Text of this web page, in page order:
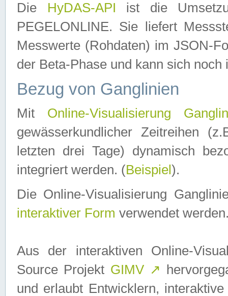
Die HyDAS-API ist die
PEGELONLINE. Sie liefert
Messwerte (Rohdaten) im JSON-
der Beta-Phase und kann sich noch
Bezug von Ganglinien
Mit Online-Visualisierung
gewässerkundlicher Zeitreihen
letzten drei Tage) dynamisch
integriert werden. (Beispiel ).
Die Online-Visualisierung
interaktiver Form verwendet
Aus der interaktiven Online-
Source Projekt GIMV ↗
und erlaubt Entwicklern,